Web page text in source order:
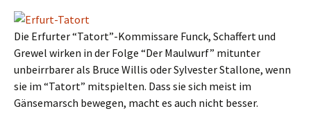
Die Erfurter “Tatort”-Kommissare Funck, Schaffert und
Grewel wirken in der Folge “Der Maulwurf” mitunter
unbeirrbarer als Bruce Willis oder Sylvester Stallone, wenn
sie im “Tatort” mitspielten. Dass sie sich meist im
Gänsemarsch bewegen, macht es auch nicht besser.